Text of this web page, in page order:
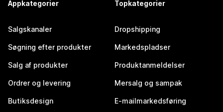
Appkategorier
Salgskanaler
Søgning efter produkter
Salg af produkter
Ordrer og levering
Butiksdesign
Topkategorier
Dropshipping
Markedspladser
Produktanmeldelser
Mersalg og sampak
E-mailmarkedsføring